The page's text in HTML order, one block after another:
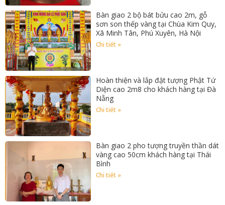
Bàn giao 2 bộ bát bửu cao 2m, gỗ
sơn son thếp vàng tại Chùa Kim Quy,
Xã Minh Tân, Phú Xuyên, Hà Nội
Chi tiết »
Hoàn thiện và lắp đặt tượng Phật Tứ
Diện cao 2m8 cho khách hàng tại Đà
Nẵng
Chi tiết »
Bàn giao 2 pho tượng truyền thần dát
vàng cao 50cm khách hàng tại Thái
Bình
Chi tiết »